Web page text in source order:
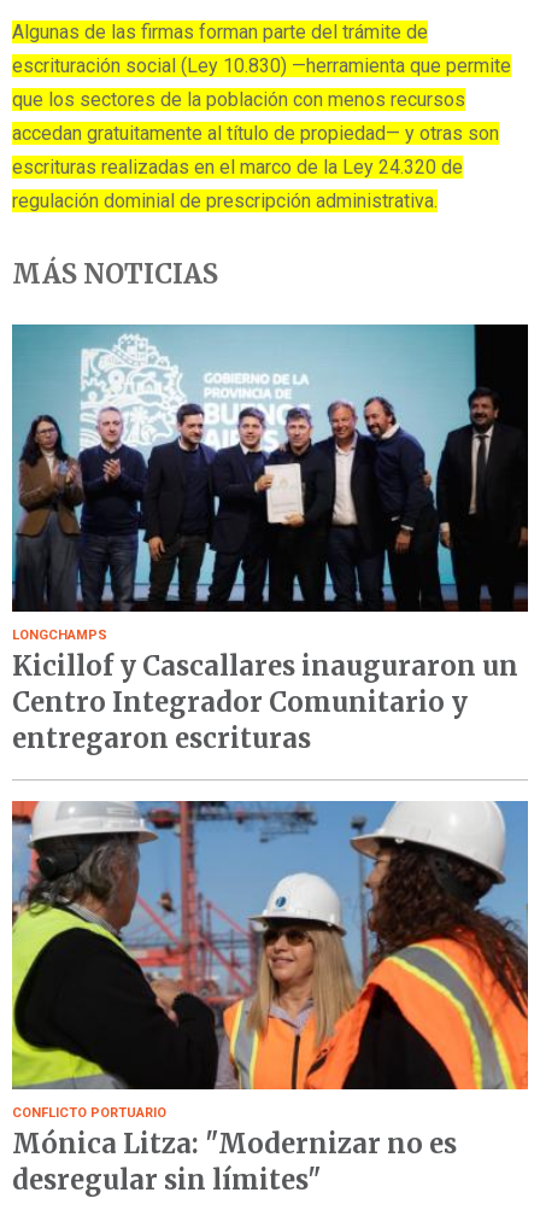
Algunas de las firmas forman parte del trámite de
escrituración social (Ley 10.830) —herramienta que permite
que los sectores de la población con menos recursos
accedan gratuitamente al título de propiedad— y otras son
escrituras realizadas en el marco de la Ley 24.320 de
regulación dominial de prescripción administrativa.
MÁS NOTICIAS
LONGCHAMPS
Kicillof y Cascallares inauguraron un
Centro Integrador Comunitario y
entregaron escrituras
CONFLICTO PORTUARIO
Mónica Litza: "Modernizar no es
desregular sin límites"